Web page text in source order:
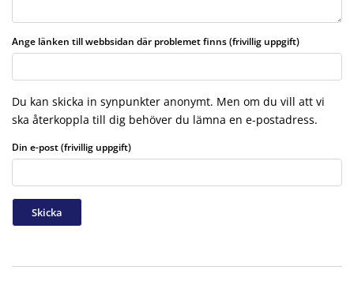
Ange länken till webbsidan där problemet finns (frivillig uppgift)
Du kan skicka in synpunkter anonymt. Men om du vill att vi
ska återkoppla till dig behöver du lämna en e-postadress.
Din e-post (frivillig uppgift)
Skicka